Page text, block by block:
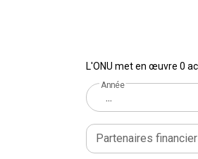
L'ONU met en œuvre 0
Année
...
Partenaires